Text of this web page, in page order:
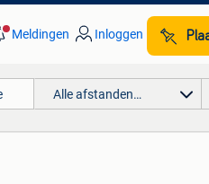
Meldingen Inloggen
Alle afstanden…